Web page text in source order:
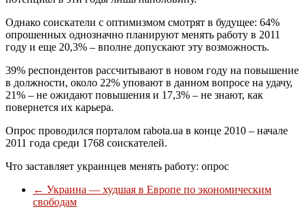
Однако соискатели с оптимизмом смотрят в будущее: 64%
опрошенных однозначно планируют менять работу в 2011
году и еще 20,3% – вполне допускают эту возможность.
39% респондентов рассчитывают в новом году на повышение
в должности, около 22% уповают в данном вопросе на удачу,
21% – не ожидают повышения и 17,3% – не знают, как
повернется их карьера.
Опрос проводился порталом rabota.ua в конце 2010 – начале
2011 года среди 1768 соискателей.
Что заставляет украинцев менять работу: опрос
← Украина — худшая в Европе по экономическим
свободам